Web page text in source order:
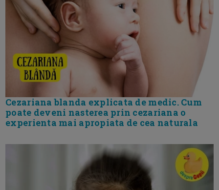
Cezariana blanda explicata de medic. Cum
poate deveni nasterea prin cezariana o
experienta mai apropiata de cea naturala